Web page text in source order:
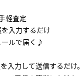
軽査定
入力するだけ
ルで届く♪
入力して送信するだけ。